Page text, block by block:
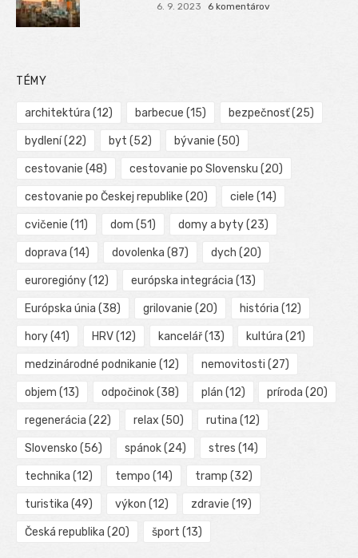
6. 9. 2023 6 komentárov
TÉMY
architektúra (12) barbecue (15) bezpečnosť(25)
bydlení(22) byt (52) bývanie (50)
cestovanie (48) cestovanie po Slovensku (20)
cestovanie po Českej republike (20) ciele (14)
cvičenie (11) dom (51) domy a byty(23)
doprava (14) dovolenka (87) dych (20)
euroregióny(12) európska integrácia (13)
Európska únia (38) grilovanie (20) história (12)
hory(41) HRV(12) kancelář(13) kultúra (21)
medzinárodné podnikanie (12) nemovitosti (27)
objem (13) odpočinok(38) plán (12) príroda (20)
regenerácia (22) relax (50) rutina (12)
Slovensko (56) spánok(24) stres (14)
technika (12) tempo (14) tramp (32)
turistika (49) výkon (12) zdravie (19)
Česká republika (20) šport (13)